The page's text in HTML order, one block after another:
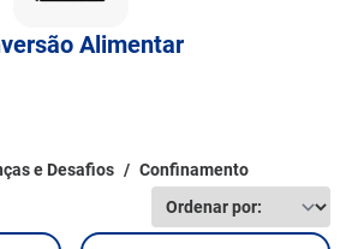
Alimentar
e Desafios / Confinamento
Ordenar por: